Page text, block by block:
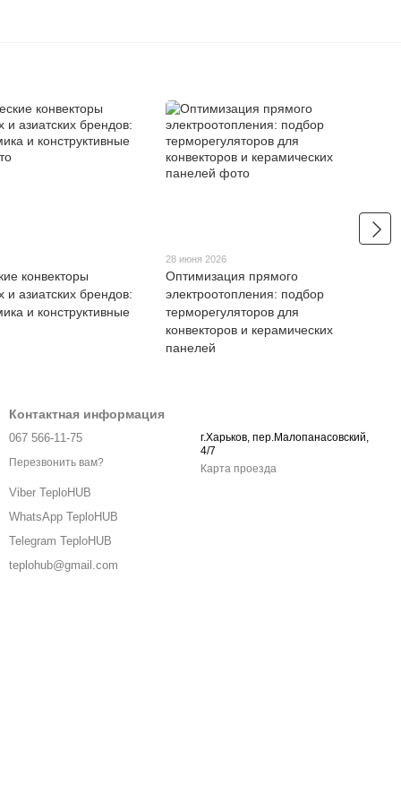
конвекторы
и азиатских брендов:
и конструктивные
28 июня 2026
Оптимизация прямого
электроотопления: подбор
терморегуляторов для
конвекторов и керамических
панелей
Контактная информация
067 566-11-75
Перезвонить вам?
Viber TeploHUB
WhatsApp TeploHUB
Telegram TeploHUB
teplohub@gmail.com
г.Харьков, пер.Малопанасовский,
4/7
Карта проезда